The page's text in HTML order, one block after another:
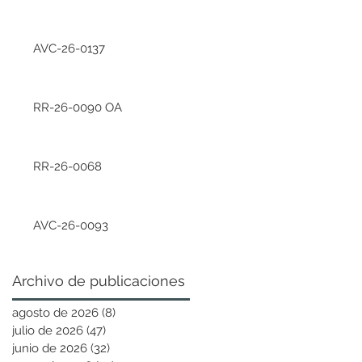
AVC-26-0137
RR-26-0090 OA
RR-26-0068
AVC-26-0093
Archivo de publicaciones
agosto de 2026 (8)
julio de 2026 (47)
junio de 2026 (32)